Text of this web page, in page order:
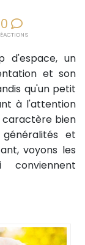
Pinterest
0
d'espace, un
et son
qu'un petit
à l'attention
caractère bien
et
voyons les